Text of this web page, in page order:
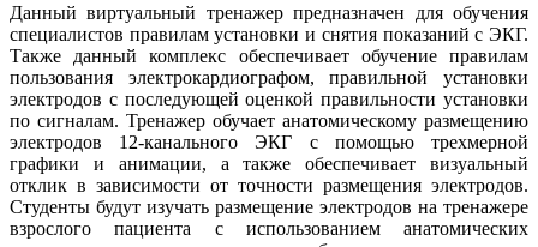
Данный виртуальный тренажер предназначен для обучения
специалистов правилам установки и снятия показаний с ЭКГ.
Также данный комплекс обеспечивает обучение правилам
пользования электрокардиографом, правильной установки
электродов с последующей оценкой правильности установки
по сигналам. Тренажер обучает анатомическому размещению
электродов 12-канального ЭКГ с помощью трехмерной
графики и анимации, а также обеспечивает визуальный
отклик в зависимости от точности размещения электродов.
Студенты будут изучать размещение электродов на тренажере
взрослого пациента с использованием анатомических